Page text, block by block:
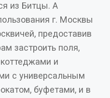
из Битцы. А
г. Москвы
предоставив
застроить поля,
и
с универсальным
буфетами, и в